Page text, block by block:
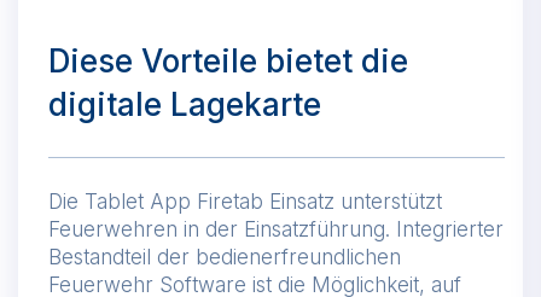
Diese Vorteile bietet die
digitale Lagekarte
Die Tablet App Firetab Einsatz unterstützt
Feuerwehren in der Einsatzführung. Integrierter
Bestandteil der bedienerfreundlichen
Feuerwehr Software ist die Möglichkeit, auf